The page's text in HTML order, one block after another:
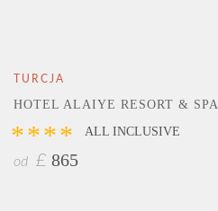
TURCJA
HOTEL ALAIYE RESORT & SPA
**** ALL INCLUSIVE
od £ 865